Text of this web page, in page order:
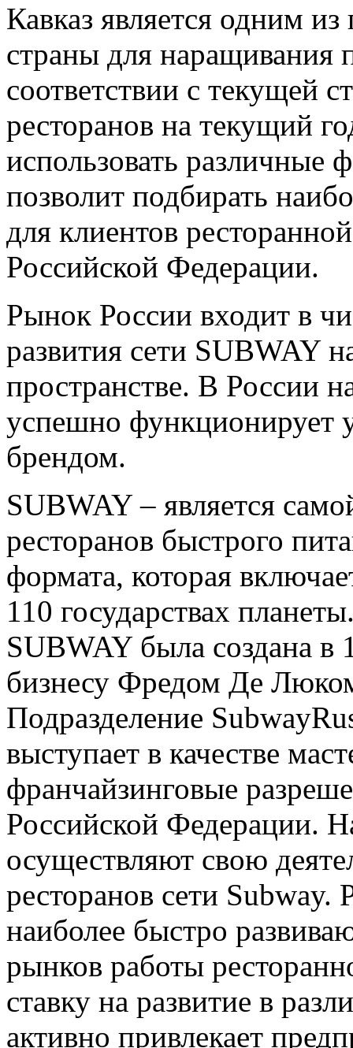
Кавказ является одним
страны для наращивания
соответствии с текущей
ресторанов на текущий
использовать различные
позволит подбирать
для клиентов
Российской Федерации.
Рынок России входит в
развития сети SUBWAY
пространстве. В России
успешно функционирует
брендом.
SUBWAY – является
ресторанов быстрого
формата, которая
110 государствах
SUBWAY была создана в
бизнесу Фредом Де
Подразделение
выступает в качестве
франчайзинговые
Российской Федерации.
осуществляют свою
ресторанов сети
наиболее быстро
рынков работы
ставку на развитие в
активно привлекает